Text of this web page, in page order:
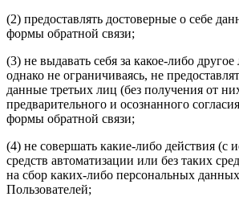
(2) предоставлять достоверные о себе
формы обратной связи;
(3) не выдавать себя за какое-либо
однако не ограничиваясь, не
данные третьих лиц (без получения от
предварительного и осознанного
формы обратной связи;
(4) не совершать какие-либо действия (с
средств автоматизации или без таких
на сбор каких-либо персональных
Пользователей;